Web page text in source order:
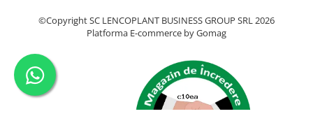
©Copyright SC LENCOPLANT BUSINESS GROUP SRL 2026
Platforma E-commerce by Gomag